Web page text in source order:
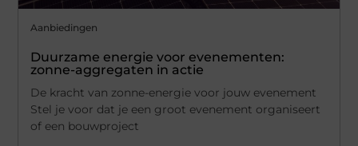
Aanbiedingen
Duurzame energie voor evenementen:
zonne-aggregaten in actie
De kracht van zonne-energie voor jouw evenement
Stel je voor dat je een groot evenement organiseert
of een bouwproject